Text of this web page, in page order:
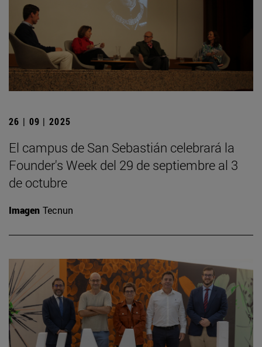
26 | 09 | 2025
El campus de San Sebastián celebrará la
Founder's Week del 29 de septiembre al 3
de octubre
Imagen Tecnun